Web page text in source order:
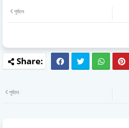
পূর্বতন
পূর্বতন